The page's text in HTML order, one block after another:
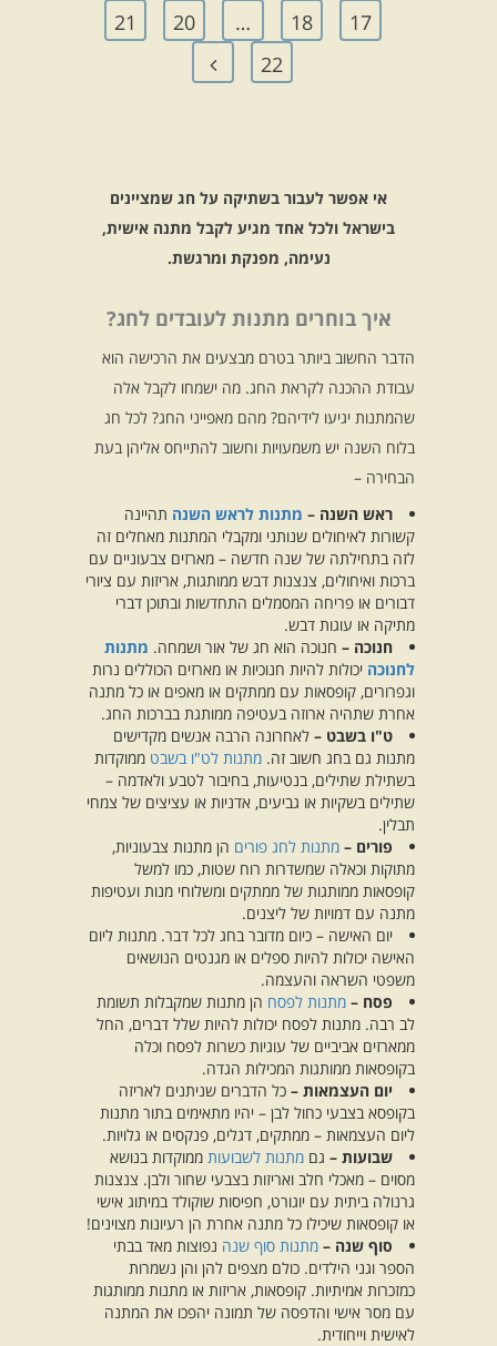
17
18
…
20
21
22
אי אפשר לעבור בשתיקה על חג שמציינים
בישראל ולכל אחד מגיע לקבל מתנה אישית,
נעימה, מפנקת ומרגשת.
איך בוחרים מתנות לעובדים לחג?
הדבר החשוב ביותר בטרם מבצעים את הרכישה הוא
עבודת ההכנה לקראת החג. מה ישמחו לקבל אלה
שהמתנות יגיעו לידיהם? מהם מאפייני החג? לכל חג
בלוח השנה יש משמעויות וחשוב להתייחס אליהן בעת
הבחירה –
ראש השנה – מתנות לראש השנה תהיינה
קשורות לאיחולים שנותני ומקבלי המתנות מאחלים זה
לזה בתחילתה של שנה חדשה – מארזים צבעוניים עם
ברכות ואיחולים, צנצנות דבש ממותגות, אריזות עם ציורי
דבורים או פריחה המסמלים התחדשות ובתוכן דברי
מתיקה או עוגות דבש.
חנוכה – חנוכה הוא חג של אור ושמחה. מתנות
לחנוכה יכולות להיות חנוכיות או מארזים הכוללים נרות
וגפרורים, קופסאות עם ממתקים או מאפים או כל מתנה
אחרת שתהיה ארוזה בעטיפה ממותגת בברכות החג.
ט"ו בשבט – לאחרונה הרבה אנשים מקדישים
מתנות גם בחג חשוב זה. מתנות לט"ו בשבט ממוקדות
בשתילת שתילים, בנטיעות, בחיבור לטבע ולאדמה –
שתילים בשקיות או גביעים, אדניות או עציצים של צמחי
תבלין.
פורים – מתנות לחג פורים הן מתנות צבעוניות,
מתוקות וכאלה שמשדרות רוח שטות, כמו למשל
קופסאות ממותגות של ממתקים ומשלוחי מנות ועטיפות
מתנה עם דמויות של ליצנים.
יום האישה – כיום מדובר בחג לכל דבר. מתנות ליום
האישה יכולות להיות ספלים או מגנטים הנושאים
משפטי השראה והעצמה.
פסח – מתנות לפסח הן מתנות שמקבלות תשומת
לב רבה. מתנות לפסח יכולות להיות שלל דברים, החל
ממארזים אביביים של עוגיות כשרות לפסח וכלה
בקופסאות ממותגות המכילות הגדה.
יום העצמאות – כל הדברים שניתנים לאריזה
בקופסא בצבעי כחול לבן – יהיו מתאימים בתור מתנות
ליום העצמאות – ממתקים, דגלים, פנקסים או גלויות.
שבועות – גם מתנות לשבועות ממוקדות בנושא
מסוים – מאכלי חלב ואריזות בצבעי שחור ולבן. צנצנות
גרנולה ביתית עם יוגורט, חפיסות שוקולד במיתוג אישי
או קופסאות שיכילו כל מתנה אחרת הן רעיונות מצוינים!
סוף שנה – מתנות סוף שנה נפוצות מאד בבתי
הספר וגני הילדים. כולם מצפים להן והן נשמרות
כמזכרות אמיתיות. קופסאות, אריזות או מתנות ממותגות
עם מסר אישי והדפסה של תמונה יהפכו את המתנה
לאישית וייחודית.